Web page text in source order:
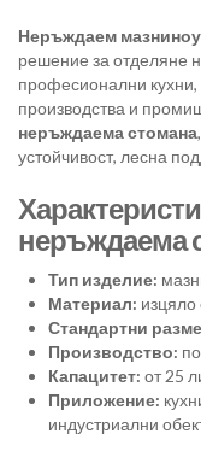
Неръждаем
решение за отделяне
професионални кухни,
производства и
неръждаема стомана
устойчивост, лесна
неръждаема
Тип изделие:
Материал:
Стандартни
Производство:
Капацитет: от 25
Приложение:
индустриални